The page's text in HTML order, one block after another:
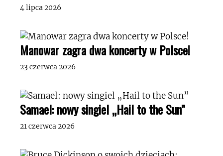
4 lipca 2026
Manowar zagra dwa koncerty w Polsce!
23 czerwca 2026
Samael: nowy singiel „Hail to the Sun”
21 czerwca 2026